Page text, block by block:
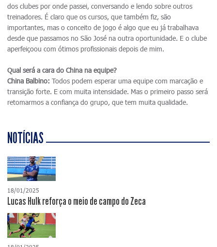
dos clubes por onde passei, conversando e lendo sobre outros
treinadores. É claro que os cursos, que também fiz, são
importantes, mas o conceito de jogo é algo que eu já trabalhava
desde que passamos no São José na outra oportunidade. E o clube
aperfeiçoou com ótimos profissionais depois de mim.
Qual será a cara do China na equipe?
China Balbino: Todos podem esperar uma equipe com marcação e
transição forte. E com muita intensidade. Mas o primeiro passo será
retomarmos a confiança do grupo, que tem muita qualidade.
NOTÍCIAS
18/01/2025
Lucas Hulk reforça o meio de campo do Zeca